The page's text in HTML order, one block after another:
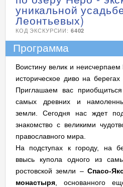
уникальной
Леонтьевых)
КОД ЭКСКУРСИИ: 6402
Программа
Воистину велик и неисчерпаем
историческое диво на
Приглашаем вас
самых древних и
земли. Сегодня нас ждет
знакомство с великими
православного мира.
На подступах к городу, на
ввысь купола одного из
ростовской земли – Спасо-
монастыря , основанного